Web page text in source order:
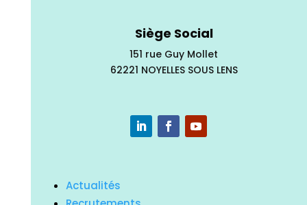
Siège Social
151 rue Guy Mollet
62221 NOYELLES SOUS LENS
Actualités